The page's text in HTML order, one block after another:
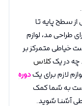
از سطح پایه تا
طراحی مد، لوازم
خیاطی متمرکز بر
چه در یککلاس
لازم برای یکدوره
به شما کمک
آشنا شوید.